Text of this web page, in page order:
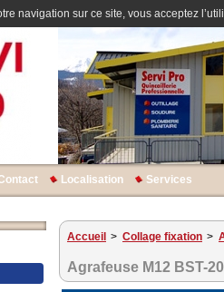
navigation sur ce site, vous acceptez
Localisation Services
Accueil > Collage fixation >
Agrafeuse M12 BST-